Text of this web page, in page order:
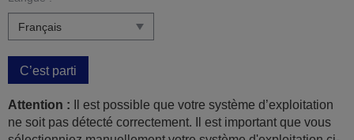
C’est parti
Attention : Il est possible que votre système d’exploitation
ne soit pas détecté correctement. Il est important que vous